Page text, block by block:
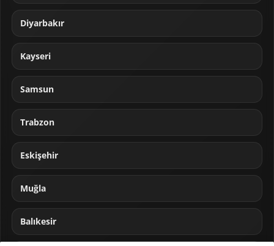
Diyarbakır
Kayseri
Samsun
Trabzon
Eskişehir
Muğla
Balıkesir